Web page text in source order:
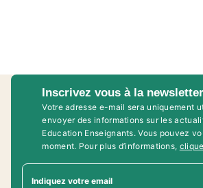
Inscrivez vous à la newsletter
Votre adresse e-mail sera uniquement
envoyer des informations sur les
Education Enseignants. Vous pouvez
moment. Pour plus d’informations,
Indiquez votre email